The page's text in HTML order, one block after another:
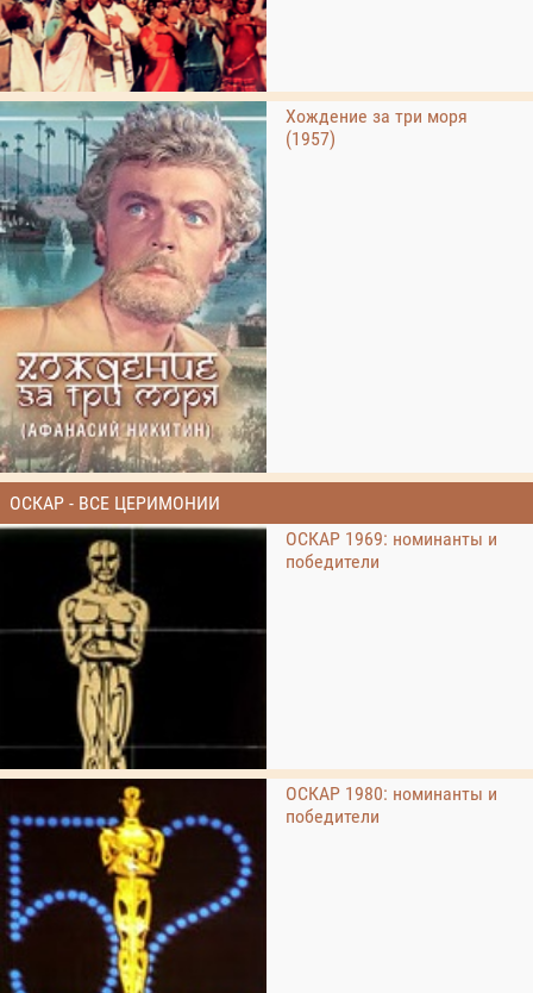
Хождение за три моря
(1957)
ОСКАР - ВСЕ ЦЕРИМОНИИ
ОСКАР 1969: номинанты и
победители
ОСКАР 1980: номинанты и
победители